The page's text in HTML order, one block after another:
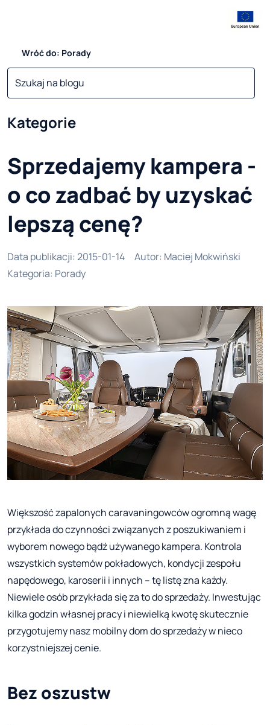
Wróć do: Porady
Kategorie
Sprzedajemy kampera -
o co zadbać by uzyskać
lepszą cenę?
Data publikacji: 2015-01-14 Autor: Maciej Mokwiński
Kategoria: Porady
Większość zapalonych caravaningowców ogromną wagę
przykłada do czynności związanych z poszukiwaniem i
wyborem nowego bądź używanego kampera. Kontrola
wszystkich systemów pokładowych, kondycji zespołu
napędowego, karoserii i innych – tę listę zna każdy.
Niewiele osób przykłada się za to do sprzedaży. Inwestując
kilka godzin własnej pracy i niewielką kwotę skutecznie
przygotujemy nasz mobilny dom do sprzedaży w nieco
korzystniejszej cenie.
Bez oszustw